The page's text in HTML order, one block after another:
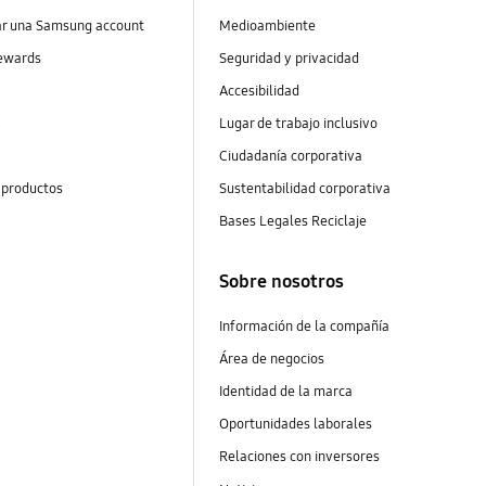
una Samsung account
Medioambiente
Seguridad y privacidad
Accesibilidad
Lugar de trabajo inclusivo
Ciudadanía corporativa
Sustentabilidad corporativa
Bases Legales Reciclaje
Sobre nosotros
Información de la compañía
Área de negocios
Identidad de la marca
Oportunidades laborales
Relaciones con inversores